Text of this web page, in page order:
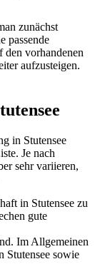
zunächst
passende
den vorhandenen
aufzusteigen.
in Stutensee
Je nach
sehr variieren,
in Stutensee zu
gute
Im Allgemeinen
Stutensee sowie